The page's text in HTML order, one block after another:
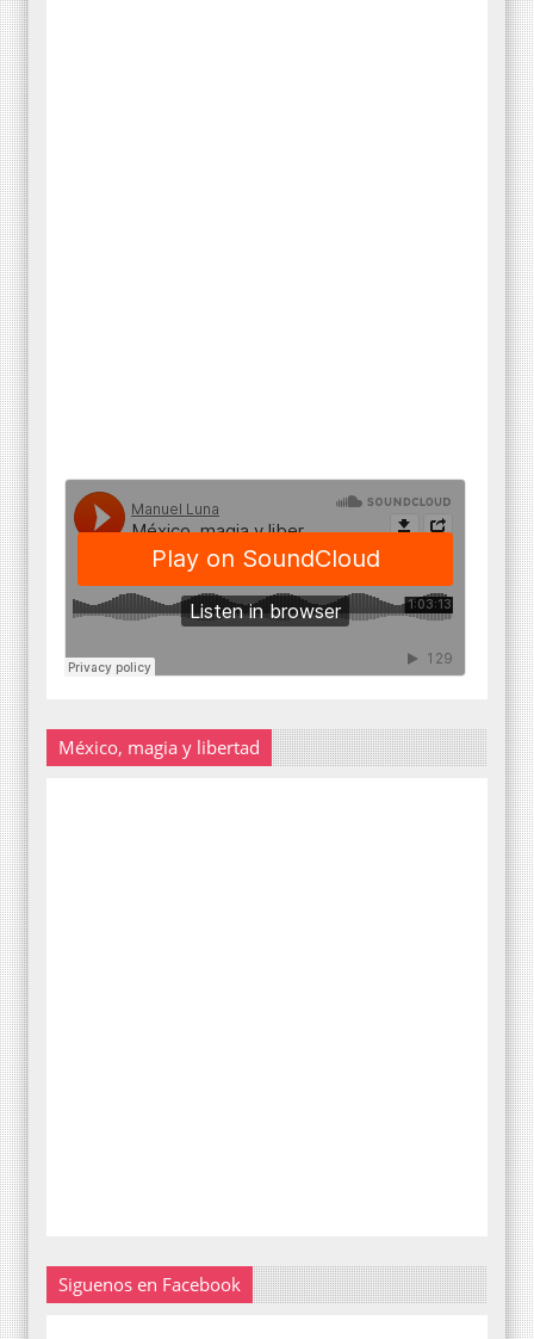
México, magia y libertad
Siguenos en Facebook